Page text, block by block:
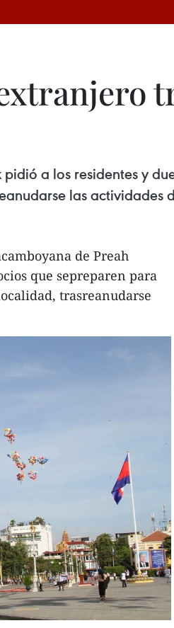
a los residentes y
las actividades
de Preah
que sepreparen para
trasreanudarse